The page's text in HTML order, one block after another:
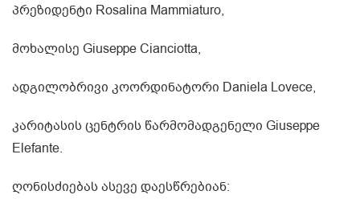
პრეზიდენტი Rosalina Mammiaturo,
მოხალისე Giuseppe Cianciotta,
ადგილობრივი კოორდინატორი Daniela Lovece,
კარიტასის ცენტრის წარმომადგენელი Giuseppe
Elefante.
ღონისძიებას ასევე დაესწრებიან: